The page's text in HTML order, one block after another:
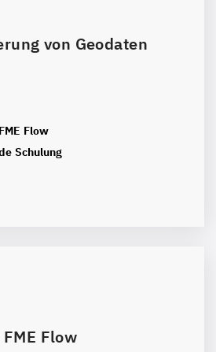
von Geodaten
FME Flow
Schulung
Flow